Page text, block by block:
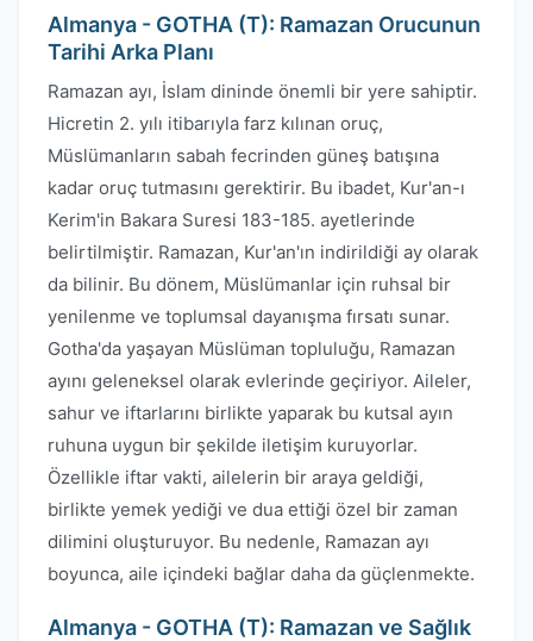
Almanya - GOTHA (T): Ramazan Orucunun
Tarihi Arka Planı
Ramazan ayı, İslam dininde önemli bir yere sahiptir.
Hicretin 2. yılı itibarıyla farz kılınan oruç,
Müslümanların sabah fecrinden güneş batışına
kadar oruç tutmasını gerektirir. Bu ibadet, Kur'an-ı
Kerim'in Bakara Suresi 183-185. ayetlerinde
belirtilmiştir. Ramazan, Kur'an'ın indirildiği ay olarak
da bilinir. Bu dönem, Müslümanlar için ruhsal bir
yenilenme ve toplumsal dayanışma fırsatı sunar.
Gotha'da yaşayan Müslüman topluluğu, Ramazan
ayını geleneksel olarak evlerinde geçiriyor. Aileler,
sahur ve iftarlarını birlikte yaparak bu kutsal ayın
ruhuna uygun bir şekilde iletişim kuruyorlar.
Özellikle iftar vakti, ailelerin bir araya geldiği,
birlikte yemek yediği ve dua ettiği özel bir zaman
dilimini oluşturuyor. Bu nedenle, Ramazan ayı
boyunca, aile içindeki bağlar daha da güçlenmekte.
Almanya - GOTHA (T): Ramazan ve Sağlık